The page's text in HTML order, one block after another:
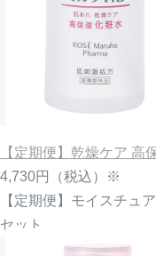
【定期便】乾燥ケア 高
4,730円
（税込）※
【定期便】モイスチュ
セット